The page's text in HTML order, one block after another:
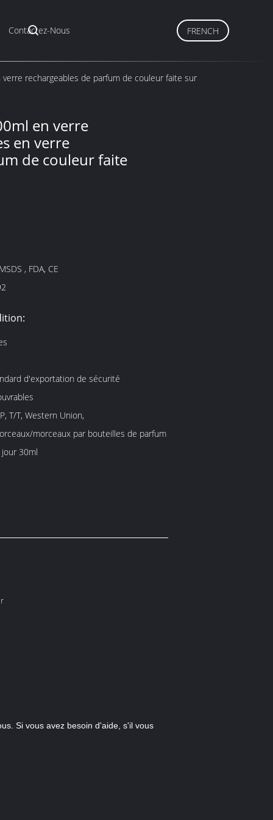
Contactez-Nous FRENCH
rechargeables de parfum de couleur faite sur
en verre
en verre
de couleur faite
, FDA, CE
d'exportation de sécurité
T/T, Western Union,
morceaux par bouteilles de parfum
30ml
Si vous avez besoin d'aide, s'il vous